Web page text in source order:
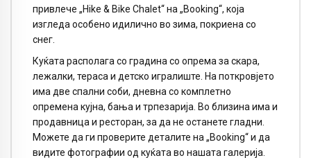
привлече „Hike & Bike Chalet“ на „Booking“, која
изгледа особено идилично во зима, покриена со
снег.
Куќата располага со градина со опрема за скара,
лежалки, тераса и детско игралиште. На поткровјето
има две спални соби, дневна со комплетно
опремена кујна, бања и трпезарија. Во близина има и
продавница и ресторан, за да не останете гладни.
Можете да ги проверите деталите на „Booking“ и да
видите фотографии од куќата во нашата галерија.